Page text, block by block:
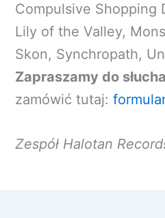
Compulsive Shopping
Lily of the Valley,
Skon, Synchropath,
Zapraszamy do
zamówić tutaj:
Zespół Halotan